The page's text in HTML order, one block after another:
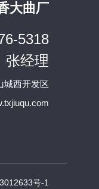
大曲厂
5318
张经理
城西开发区
号-1